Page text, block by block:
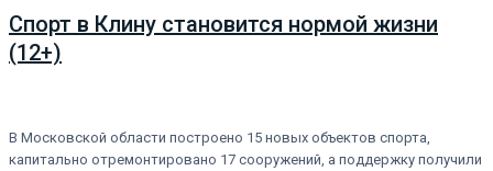
Спорт в Клину становится нормой жизни
(12+)
В Московской области построено 15 новых объектов спорта,
капитально отремонтировано 17 сооружений, а поддержку получили